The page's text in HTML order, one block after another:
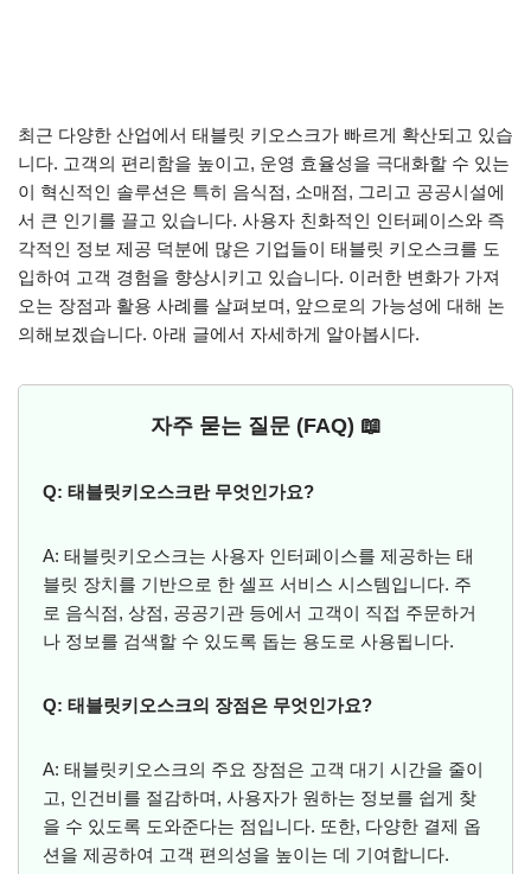
최근 다양한 산업에서 태블릿 키오스크가 빠르게 확산되고 있습
니다. 고객의 편리함을 높이고, 운영 효율성을 극대화할 수 있는
이 혁신적인 솔루션은 특히 음식점, 소매점, 그리고 공공시설에
서 큰 인기를 끌고 있습니다. 사용자 친화적인 인터페이스와 즉
각적인 정보 제공 덕분에 많은 기업들이 태블릿 키오스크를 도
입하여 고객 경험을 향상시키고 있습니다. 이러한 변화가 가져
오는 장점과 활용 사례를 살펴보며, 앞으로의 가능성에 대해 논
의해보겠습니다. 아래 글에서 자세하게 알아봅시다.
자주 묻는 질문 (FAQ) 📖
Q: 태블릿키오스크란 무엇인가요?
A: 태블릿키오스크는 사용자 인터페이스를 제공하는 태
블릿 장치를 기반으로 한 셀프 서비스 시스템입니다. 주
로 음식점, 상점, 공공기관 등에서 고객이 직접 주문하거
나 정보를 검색할 수 있도록 돕는 용도로 사용됩니다.
Q: 태블릿키오스크의 장점은 무엇인가요?
A: 태블릿키오스크의 주요 장점은 고객 대기 시간을 줄이
고, 인건비를 절감하며, 사용자가 원하는 정보를 쉽게 찾
을 수 있도록 도와준다는 점입니다. 또한, 다양한 결제 옵
션을 제공하여 고객 편의성을 높이는 데 기여합니다.